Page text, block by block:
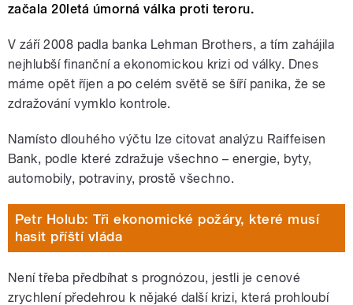
začala 20letá úmorná válka proti teroru.
V září 2008 padla banka Lehman Brothers, a tím zahájila
nejhlubší finanční a ekonomickou krizi od války. Dnes
máme opět říjen a po celém světě se šíří panika, že se
zdražování vymklo kontrole.
Namísto dlouhého výčtu lze citovat analýzu Raiffeisen
Bank, podle které zdražuje všechno – energie, byty,
automobily, potraviny, prostě všechno.
Petr Holub: Tři ekonomické požáry, které musí
hasit příští vláda
Není třeba předbíhat s prognózou, jestli je cenové
zrychlení předehrou k nějaké další krizi, která prohloubí